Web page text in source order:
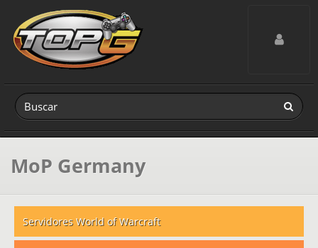
Toggle
MoP Germany
Servidores World of Warcraft